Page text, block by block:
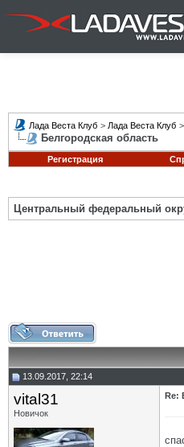
Лада Веста Клуб > Лада Веста Клуб >
Белгородская область
Регистрация
Центральный федеральный
13.09.2017, 22:14
vital31
Новичок
Re: